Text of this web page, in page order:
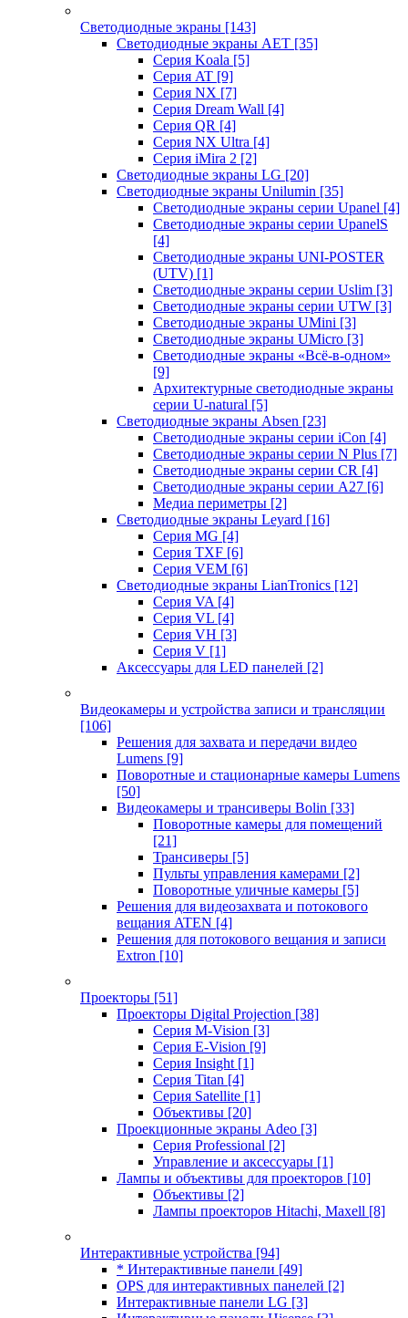
Светодиодные экраны [143]
Светодиодные экраны AET [35]
Cерия Koala [5]
Серия AT [9]
Серия NX [7]
Серия Dream Wall [4]
Серия QR [4]
Серия NX Ultra [4]
Серия iMira 2 [2]
Светодиодные экраны LG [20]
Светодиодные экраны Unilumin [35]
Светодиодные экраны серии Upanel [4]
Светодиодные экраны серии UpanelS
[4]
Светодиодные экраны UNI-POSTER
(UTV) [1]
Светодиодные экраны серии Uslim [3]
Светодиодные экраны серии UTW [3]
Светодиодные экраны UMini [3]
Светодиодные экраны UMicro [3]
Светодиодные экраны «Всё-в-одном»
[9]
Архитектурные светодиодные экраны
серии U-natural [5]
Светодиодные экраны Absen [23]
Светодиодные экраны серии iCon [4]
Светодиодные экраны серии N Plus [7]
Светодиодные экраны серии CR [4]
Светодиодные экраны серии А27 [6]
Медиа периметры [2]
Светодиодные экраны Leyard [16]
Серия MG [4]
Серия TXF [6]
Серия VEM [6]
Светодиодные экраны LianTronics [12]
Серия VA [4]
Серия VL [4]
Серия VH [3]
Серия V [1]
Аксессуары для LED панелей [2]
Видеокамеры и устройства записи и трансляции
[106]
Решения для захвата и передачи видео
Lumens [9]
Поворотные и стационарные камеры Lumens
[50]
Видеокамеры и трансиверы Bolin [33]
Поворотные камеры для помещений
[21]
Трансиверы [5]
Пульты управления камерами [2]
Поворотные уличные камеры [5]
Решения для видеозахвата и потокового
вещания ATEN [4]
Решения для потокового вещания и записи
Extron [10]
Проекторы [51]
Проекторы Digital Projection [38]
Серия M-Vision [3]
Серия E-Vision [9]
Серия Insight [1]
Серия Titan [4]
Серия Satellite [1]
Объективы [20]
Проекционные экраны Adeo [3]
Серия Professional [2]
Управление и аксессуары [1]
Лампы и объективы для проекторов [10]
Объективы [2]
Лампы проекторов Hitachi, Maxell [8]
Интерактивные устройства [94]
* Интерактивные панели [49]
OPS для интерактивных панелей [2]
Интерактивные панели LG [3]